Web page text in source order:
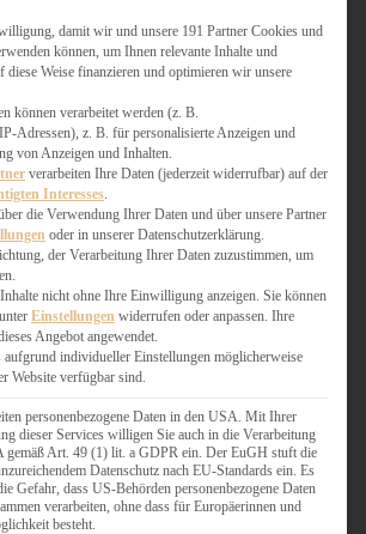
SCHOKOLADIGES
SÜSSES HAUPTGERICHT
TÖRTCHEN
VEGAN SÜSS
WEIHNACHTSBÄCKEREI
HERZHAFT
BURGER & SANDWICHES
FIX AUF DEM TISCH
FLEISCH & FISCH
GRILLEN / BARBECUE
HERZHAFTES BACKEN
ONE-POT-GERICHTE
PASTA & NUDELGERICHTE
PIZZA, TARTES & QUICHES
REIS & RISOTTO
damit wir und unsere 191 Partner Cookies und
können, um Ihnen relevante Inhalte und
Weise finanzieren und optimieren wir unsere
können verarbeitet werden (z. B.
Adressen), z. B. für personalisierte Anzeigen und
von Anzeigen und Inhalten.
verarbeiten Ihre Daten (jederzeit widerrufbar) auf der
Interesses
die Verwendung Ihrer Daten und über unsere Partner
oder in unserer Datenschutzerklärung.
der Verarbeitung Ihrer Daten zuzustimmen, um
nicht ohne Ihre Einwilligung anzeigen. Sie können
Einstellungen widerrufen oder anpassen. Ihre
Angebot angewendet.
aufgrund individueller Einstellungen möglicherweise
Website verfügbar sind.
personenbezogene Daten in den USA. Mit Ihrer
dieser Services willigen Sie auch in die Verarbeitung
gemäß Art. 49 (1) lit. a GDPR ein. Der EuGH stuft die
Datenschutz nach EU-Standards ein. Es
Gefahr, dass US-Behörden personenbezogene Daten
verarbeiten, ohne dass für Europäerinnen und
besteht.